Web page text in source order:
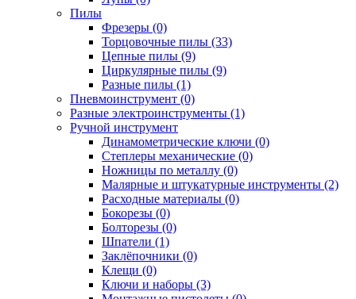
Пилы
Фрезеры (0)
Торцовочные пилы (33)
Цепные пилы (9)
Циркулярные пилы (9)
Разные пилы (1)
Пневмоинструмент (0)
Разные электроинструменты (1)
Ручной инструмент
Динамометрические ключи (0)
Степлеры механические (0)
Ножницы по металлу (0)
Малярные и штукатурные инструменты (2)
Расходные материалы (0)
Бокорезы (0)
Болторезы (0)
Шпатели (1)
Заклёпочники (0)
Клещи (0)
Ключи и наборы (3)